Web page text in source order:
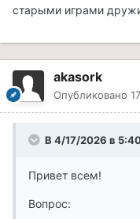
Во вторых - можно
ничего нельзя.
В третьих - можно
чтобы не один
стрелах ,
одному предмету -
доспехи, то
старыми играми
akasork
Опубликовано
В 4/17/2026 в
Привет всем!
Вопрос: